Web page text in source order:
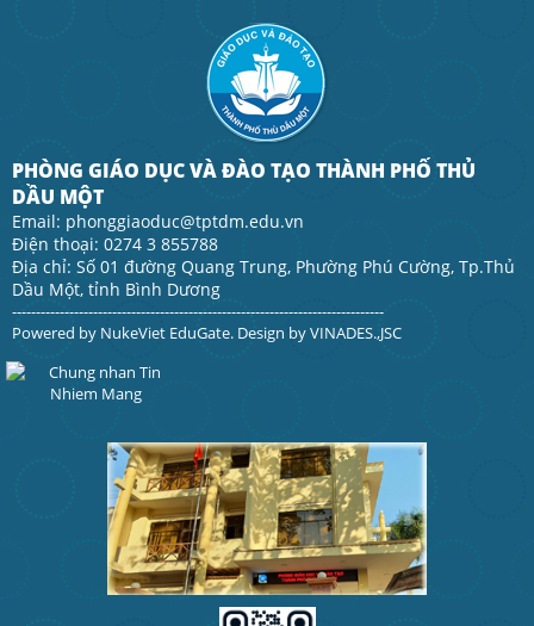
PHÒNG GIÁO DỤC VÀ ĐÀO TẠO THÀNH PHỐ THỦ
DẦU MỘT
Email: phonggiaoduc@tptdm.edu.vn
Điện thoại: 0274 3 855788
Địa chỉ: Số 01 đường Quang Trung, Phường Phú Cường, Tp.Thủ
Dầu Một, tỉnh Bình Dương
------------------------------------------------------------------------------
Powered by NukeViet EduGate. Design byVINADES.,JSC